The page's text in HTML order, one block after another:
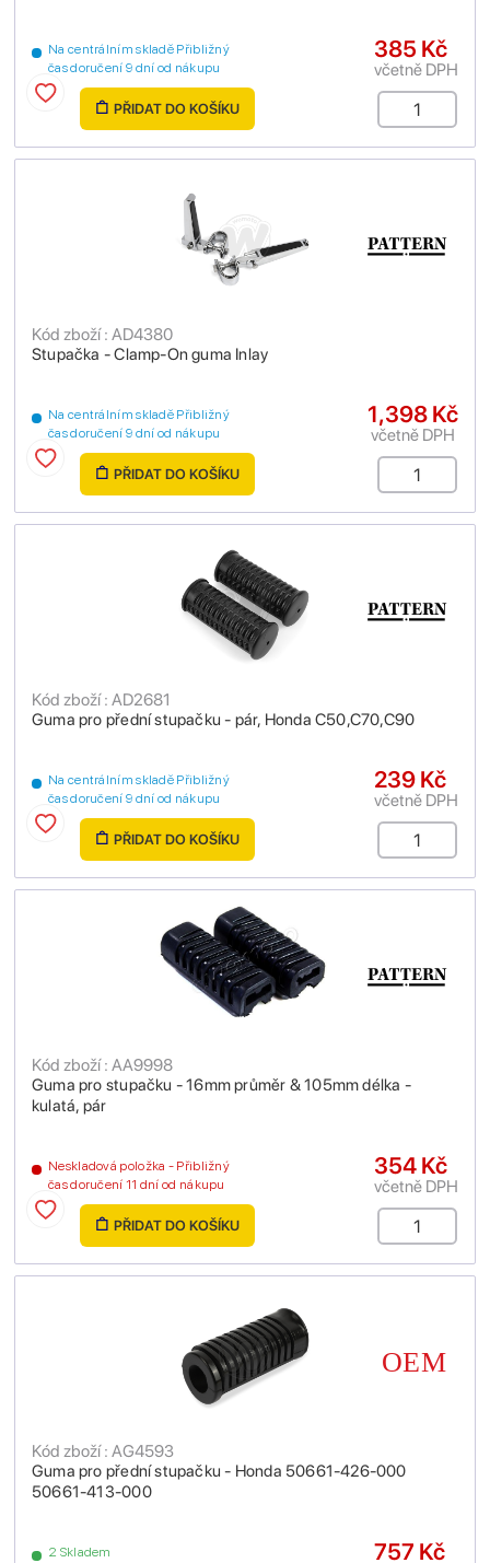
Na centrálním skladě Přibližný
čas doručení 9 dní od nákupu
385 Kč
včetně DPH
PŘIDAT DO KOŠÍKU
Stupačka - Clamp-On guma Inlay
Kód zboží : AD4380
Na centrálním skladě Přibližný
čas doručení 9 dní od nákupu
1,398 Kč
včetně DPH
PŘIDAT DO KOŠÍKU
Guma pro přední stupačku - pár, Honda C50,C70,C90
Kód zboží : AD2681
Na centrálním skladě Přibližný
čas doručení 9 dní od nákupu
239 Kč
včetně DPH
PŘIDAT DO KOŠÍKU
Guma pro stupačku - 16mm průměr & 105mm délka -
kulatá, pár
Kód zboží : AA9998
Neskladová položka - Přibližný
čas doručení 11 dní od nákupu
354 Kč
včetně DPH
PŘIDAT DO KOŠÍKU
Guma pro přední stupačku - Honda 50661-426-000
50661-413-000
Kód zboží : AG4593
2 Skladem 757 Kč